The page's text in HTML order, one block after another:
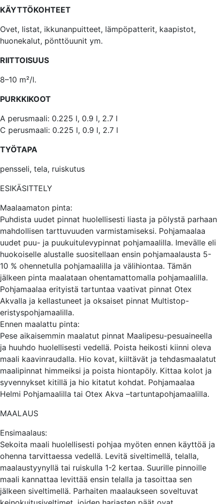
KÄYTTÖKOHTEET
Ovet, listat, ikkunanpuitteet, lämpöpatterit, kaapistot,
huonekalut, pönttöuunit ym.
RIITTOISUUS
8–10 m²/l.
PURKKIKOOT
A perusmaali: 0.225 l, 0.9 l, 2.7 l
C perusmaali: 0.225 l, 0.9 l, 2.7 l
TYÖTAPA
pensseli, tela, ruiskutus
ESIKÄSITTELY
Maalaamaton pinta:
Puhdista uudet pinnat huolellisesti liasta ja pölystä parhaan
mahdollisen tarttuvuuden varmistamiseksi. Pohjamaalaa
uudet puu- ja puukuitulevypinnat pohjamaalilla. Imevälle eli
huokoiselle alustalle suositellaan ensin pohjamaalausta 5-
10 % ohennetulla pohjamaalilla ja välihiontaa. Tämän
jälkeen pinta maalataan ohentamattomalla pohjamaalilla.
Pohjamaalaa erityistä tartuntaa vaativat pinnat Otex
Akvalla ja kellastuneet ja oksaiset pinnat Multistop-
eristyspohjamaalilla.
Ennen maalattu pinta:
Pese aikaisemmin maalatut pinnat Maalipesu-pesuaineella
ja huuhdo huolellisesti vedellä. Poista heikosti kiinni oleva
maali kaavinraudalla. Hio kovat, kiiltävät ja tehdasmaalatut
maalipinnat himmeiksi ja poista hiontapöly. Kittaa kolot ja
syvennykset kitillä ja hio kitatut kohdat. Pohjamaalaa
Helmi Pohjamaalilla tai Otex Akva –tartuntapohjamaalilla.
MAALAUS
Ensimaalaus:
Sekoita maali huolellisesti pohjaa myöten ennen käyttöä ja
ohenna tarvittaessa vedellä. Levitä siveltimellä, telalla,
maalaustyynyllä tai ruiskulla 1-2 kertaa. Suurille pinnoille
maali kannattaa levittää ensin telalla ja tasoittaa sen
jälkeen siveltimellä. Parhaiten maalaukseen soveltuvat